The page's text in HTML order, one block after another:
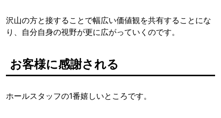
沢山の方と接することで幅広い価値観を共有することにな
り、自分自身の視野が更に広がっていくのです。
お客様に感謝される
ホールスタッフの1番嬉しいところです。